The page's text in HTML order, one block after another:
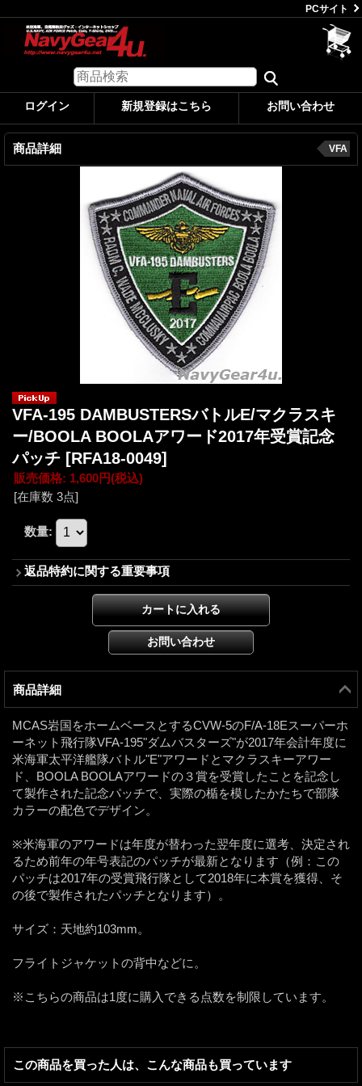
PCサイト
ログイン 新規登録はこちら お問い合わせ
商品詳細 VFA
VFA-195 DAMBUSTERSバトルE/マクラスキ
ー/BOOLA BOOLAアワード2017年受賞記念
パッチ [RFA18-0049]
販売価格: 1,600円(税込)
[在庫数 3点]
数量:
返品特約に関する重要事項
商品詳細
MCAS岩国をホームベースとするCVW-5のF/A-18Eスーパーホ
ーネット飛行隊VFA-195"ダムバスターズ"が2017年会計年度に
米海軍太平洋艦隊バトル"E"アワードとマクラスキーアワー
ド、BOOLA BOOLAアワードの３賞を受賞したことを記念し
て製作された記念パッチで、実際の楯を模したかたちで部隊
カラーの配色でデザイン。
※米海軍のアワードは年度が替わった翌年度に選考、決定され
るため前年の年号表記のパッチが最新となります（例：この
パッチは2017年の受賞飛行隊として2018年に本賞を獲得、そ
の後で製作されたパッチとなります）。
サイズ：天地約103mm。
フライトジャケットの背中などに。
※こちらの商品は1度に購入できる点数を制限しています。
この商品を買った人は、こんな商品も買っています